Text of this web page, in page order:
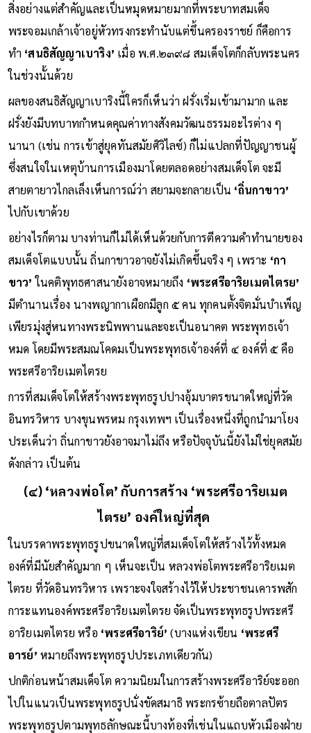
สิ่งอย่างแต่สำคัญและเป็นหมุดหมายมากที่พระบาทสมเด็จ
พระจอมเกล้าเจ้าอยู่หัวทรงกระทำนับแต่ขึ้นครองราชย์ ก็คือการ
ทำ ‘สนธิสัญญาเบาริง’ เมื่อ พ.ศ.๒๓๙๘ สมเด็จโตก็กลับพระนคร
ในช่วงนั้นด้วย
ผลของสนธิสัญญาเบาริงนี้ใครก็เห็นว่า ฝรั่งเริ่มเข้ามามาก และ
ฝรั่งยังมีบทบาทกำหนดคุณค่าทางสังคมวัฒนธรรมอะไรต่าง ๆ
นานา (เช่น การเข้าสู่ยุคทันสมัยศิวิไลซ์) ก็ไม่แปลกที่ปัญญาชนผู้
ซึ่งสนใจในเหตุบ้านการเมืองมาโดยตลอดอย่างสมเด็จโต จะมี
สายตายาวไกลเล็งเห็นการณ์ว่า สยามจะกลายเป็น ‘ถิ่นกาขาว’
ไปกับเขาด้วย
อย่างไรก็ตาม บางท่านก็ไม่ได้เห็นด้วยกับการตีความคำทำนายของ
สมเด็จโตแบบนั้น ถิ่นกาขาวอาจยังไม่เกิดขึ้นจริง ๆ เพราะ ‘กา
ขาว’ในคติพุทธศาสนายังอาจหมายถึง ‘พระศรีอาริยเมตไตรย’
มีตำนานเรื่อง นางพญากาเผือกมีลูก ๕ คน ทุกคนตั้งจิตมั่นบำเพ็ญ
เพียรมุ่งสู่หนทางพระนิพพานและจะเป็นอนาคต พระพุทธเจ้า
หมด โดยมีพระสมณโคดมเป็นพระพุทธเจ้าองค์ที่ ๔ องค์ที่ ๕ คือ
พระศรีอาริยเมตไตรย
การที่สมเด็จโตให้สร้างพระพุทธรูปปางอุ้มบาตรขนาดใหญ่ที่วัด
อินทรวิหาร บางขุนพรหม กรุงเทพฯ เป็นเรื่องหนึ่งที่ถูกนำมาโยง
ประเด็นว่า ถิ่นกาขาวยังอาจมาไม่ถึง หรือปัจจุบันนี้ยังไม่ใช่ยุคสมัย
ดังกล่าว เป็นต้น
(๔) ‘หลวงพ่อโต’ กับการสร้าง ‘พระศรีอาริยเมต
ไตรย’ องค์ใหญ่ที่สุด
ในบรรดาพระพุทธรูปขนาดใหญ่ที่สมเด็จโตให้สร้างไว้ทั้งหมด
องค์ที่มีนัยสำคัญมาก ๆ เห็นจะเป็น หลวงพ่อโตพระศรีอาริยเมต
ไตรย ที่วัดอินทรวิหาร เพราะจงใจสร้างไว้ให้ประชาชนเคารพสัก
การะแทนองค์พระศรีอาริยเมตไตรย จัดเป็นพระพุทธรูปพระศรี
อาริยเมตไตรย หรือ ‘พระศรีอาริย์’ (บางแห่งเขียน ‘พระศรี
อารย์’ หมายถึงพระพุทธรูปประเภทเดียวกัน)
ปกติก่อนหน้าสมเด็จโต ความนิยมในการสร้างพระศรีอาริย์จะออก
ไปในแนวเป็นพระพุทธรูปนั่งขัดสมาธิ พระกรซ้ายถือตาลปัตร
พระพุทธรูปตามพุทธลักษณะนี้บางท้องที่เช่นในแถบหัวเมืองฝ่าย